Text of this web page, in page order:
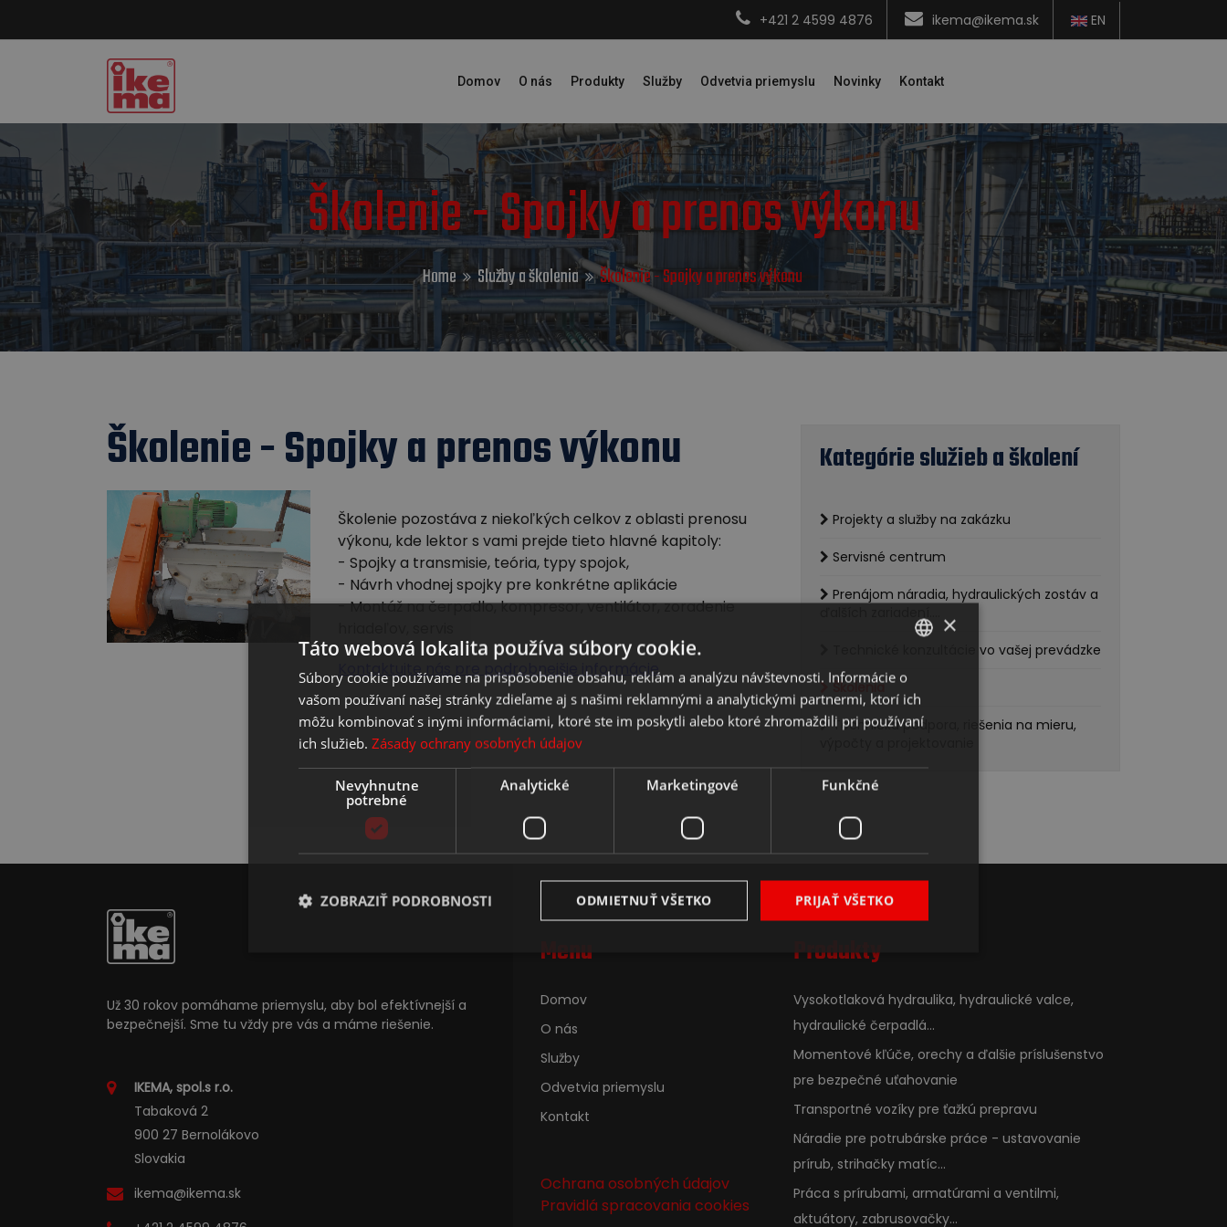
+421 2 4599 4876 ikema@ikema.sk EN
Domov O nás Produkty Služby Odvetvia priemyslu Novinky Kontakt
Školenie - Spojky a prenos výkonu
Home Služby a školenia Školenie - Spojky a prenos výkonu
Školenie - Spojky a prenos výkonu
Školenie pozostáva z niekoľkých celkov z oblasti prenosu
výkonu, kde lektor s vami prejde tieto hlavné kapitoly:
- Spojky a transmisie, teória, typy spojok,
- Návrh vhodnej spojky pre konkrétne aplikácie
- Montáž na čerpadlo, kompresor, ventilátor, zoradenie
Kontaktujte nás pre podrobnejšie informácie
Kategórie služieb a školení
Projekty a služby na zakázku
Servisné centrum
Prenájom náradia, hydraulických zostáv a
Technické konzultácie vo vašej prevádzke
Školenia
Technická podpora, riešenia na mieru,
Už 30 rokov pomáhame priemyslu, aby bol efektívnejší a
bezpečnejší. Sme tu vždy pre vás a máme riešenie.
IKEMA, spol.s r.o.
Tabaková 2
900 27 Bernolákovo
Slovakia
ikema@ikema.sk
Menu
Domov
O nás
Služby
Odvetvia priemyslu
Kontakt
Ochrana osobných údajov
Pravidlá spracovania cookies
Produkty
Vysokotlaková hydraulika, hydraulické valce,
hydraulické čerpadlá...
Momentové kľúče, orechy a ďalšie príslušenstvo
pre bezpečné uťahovanie
Transportné vozíky pre ťažkú prepravu
Náradie pre potrubárske práce - ustavovanie
prírub, strihačky matíc...
Práca s prírubami, armatúrami a ventilmi,
aktuátory, zabrusovačky...
SLOVAK
ENGLISH
×
Táto webová lokalita používa súbory cookie.
Súbory cookie používame na prispôsobenie obsahu, reklám a analýzu návštevnosti. Informácie o
vašom používaní našej stránky zdieľame aj s našimi reklamnými a analytickými partnermi, ktorí ich
môžu kombinovať s inými informáciami, ktoré ste im poskytli alebo ktoré zhromaždili pri používaní
ich služieb. Zásady ochrany osobných údajov
Nevyhnutne
potrebné
Analytické Marketingové Funkčné
PRIJAŤ VŠETKO
ODMIETNUŤ VŠETKO
ZOBRAZIŤ PODROBNOSTI